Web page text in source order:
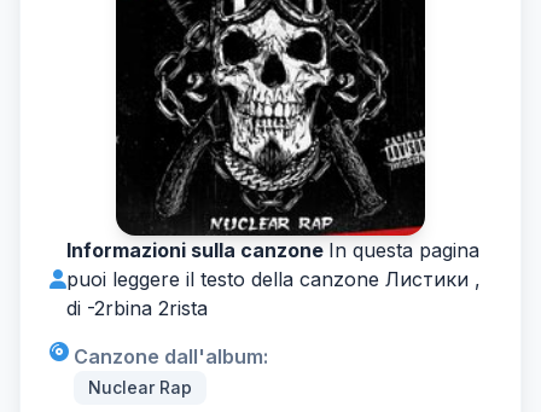
Informazioni sulla canzone In questa pagina
puoi leggere il testo della canzone Листики ,
di -2rbina 2rista
Canzone dall'album:
Nuclear Rap